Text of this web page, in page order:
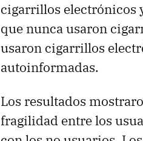
cigarrillos electrónicos
que nunca usaron
usaron cigarrillos
autoinformadas.
Los resultados
fragilidad entre los